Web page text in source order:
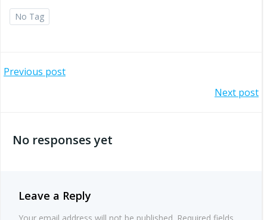
No Tag
Post
Previous post
navigation
Next post
No responses yet
Leave a Reply